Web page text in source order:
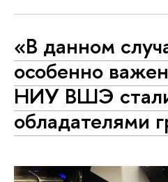
«В данном
особенно
НИУ ВШЭ
обладателями